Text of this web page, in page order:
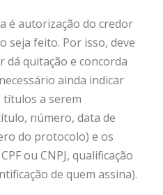
é autorização do credor
seja feito. Por isso, deve
dá quitação e concorda
ainda indicar
títulos a serem
número, data de
do protocolo) e os
ou CNPJ, qualificação
de quem assina).